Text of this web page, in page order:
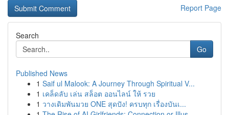
Report Page
Search
Go
Published News
1 Saif ul Malook: A Journey Through Spiritual V...
1 เคล็ดลับ เล่น สล็อต ออนไลน์ ให้ รวย
1 วางเดิมพันมวย ONE สุดปัง! ครบทุก เรื่องบันเ...